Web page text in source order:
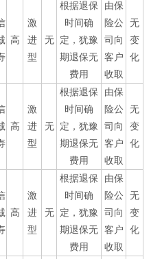
高
激
进
型
无
根据退保
时间确
定，犹豫
期退保无
费用
由保
险公
司向
客户
收取
无
变
化
高
激
进
型
无
根据退保
时间确
定，犹豫
期退保无
费用
由保
险公
司向
客户
收取
无
变
化
高
激
进
型
无
根据退保
时间确
定，犹豫
期退保无
费用
由保
险公
司向
客户
收取
无
变
化